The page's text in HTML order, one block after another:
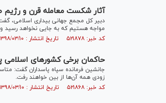
آثار شکست معامله قرن و
دبیر کل مجمع جهانی بیداری اسلامی،
مواجه هستیم که به جایی نخواهد
کد خبر: ۵۲۱۸۷۸ تاریخ انتشار : ۱۳۹۸/۰۳/۱۰
حاکمان برخی کشورهای اسلامی
جانشین فرمانده سپاه پاسداران گفت:
زودی همه آن‌ها از بین خواهند رفت.
کد خبر: ۵۲۱۸۶۸ تاریخ انتشار : ۱۳۹۸/۰۳/۱۰